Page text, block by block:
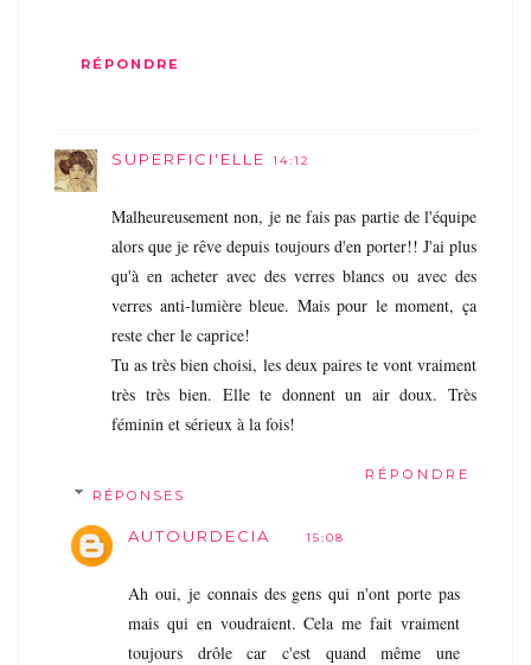
RÉPONDRE
SUPERFICI'ELLE 14:12
Malheureusement non, je ne fais pas partie de l'équipe
alors que je rêve depuis toujours d'en porter!! J'ai plus
qu'à en acheter avec des verres blancs ou avec des
verres anti-lumière bleue. Mais pour le moment, ça
reste cher le caprice!
Tu as très bien choisi, les deux paires te vont vraiment
très très bien. Elle te donnent un air doux. Très
féminin et sérieux à la fois!
RÉPONDRE
RÉPONSES
AUTOURDECIA 15:08
Ah oui, je connais des gens qui n'ont porte pas
mais qui en voudraient. Cela me fait vraiment
toujours drôle car c'est quand même une